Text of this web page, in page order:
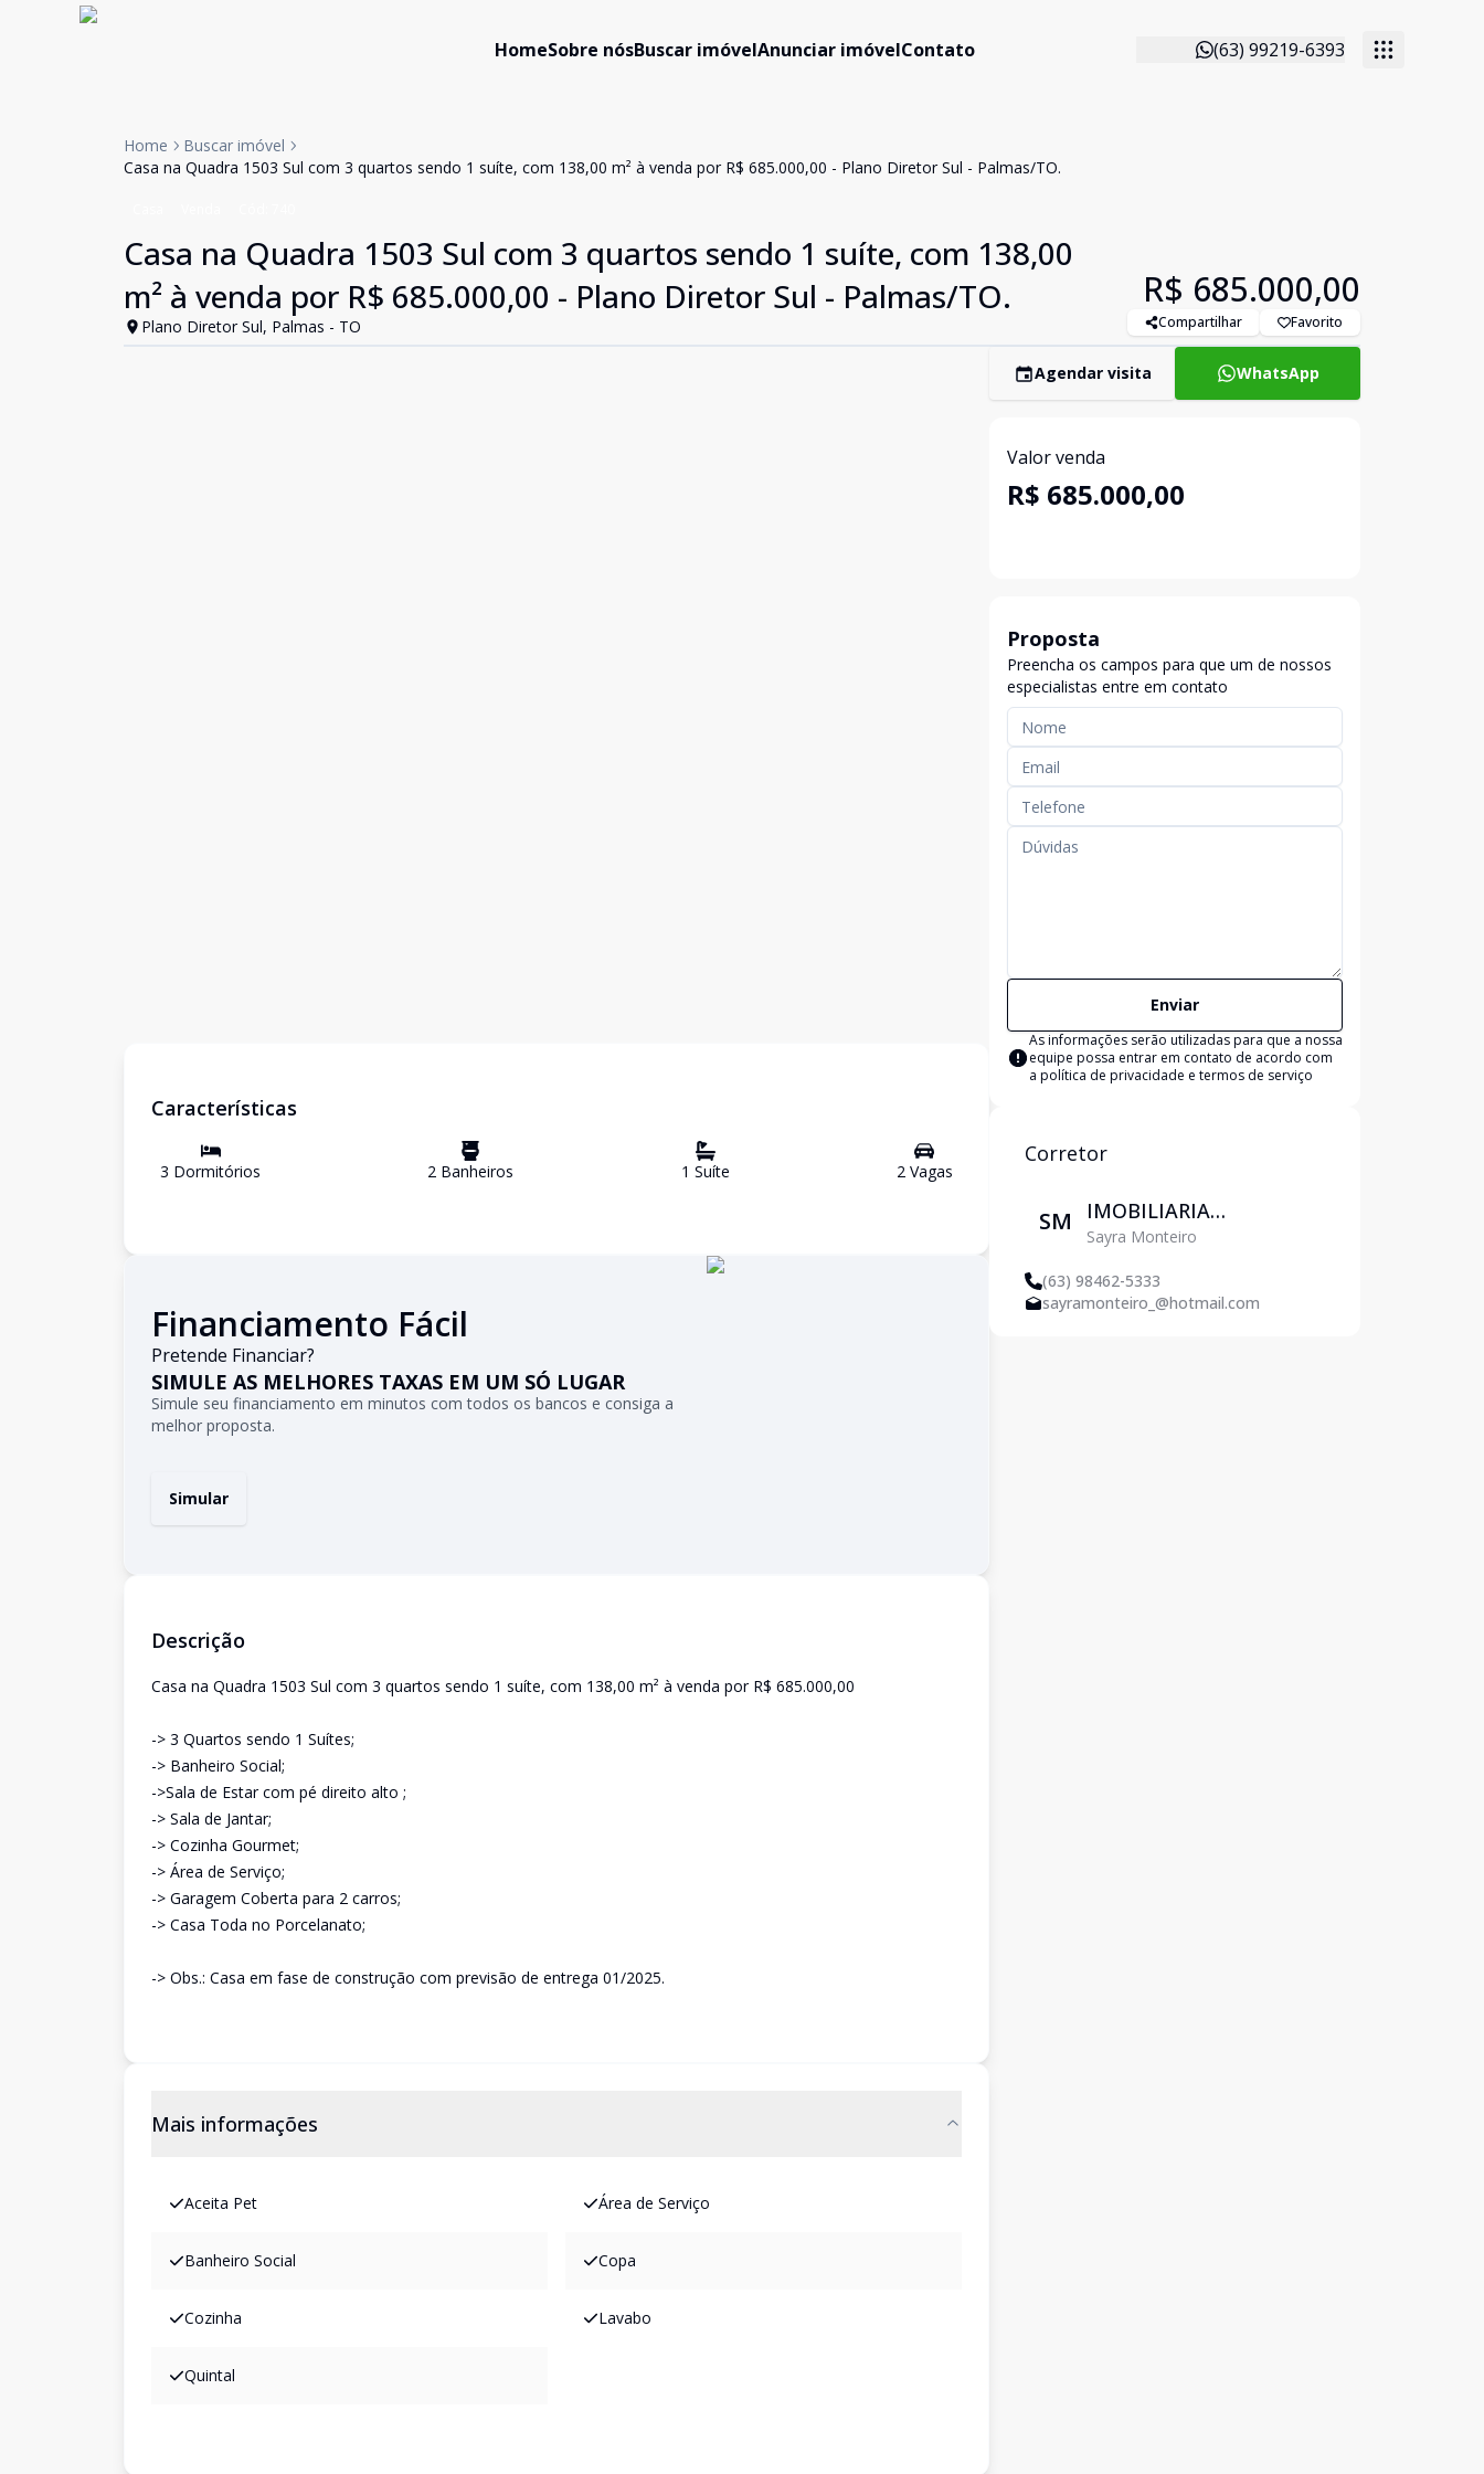
HomeSobre nósBuscar imóvelAnunciar imóvelContato (63) 99219-6393
Home
Buscar imóvel
Casa na Quadra 1503 Sul com 3 quartos sendo 1 suíte, com 138,00 m² à venda por R$ 685.000,00 - Plano Diretor Sul - Palmas/TO.
Casa na Quadra 1503 Sul com 3 quartos sendo 1 suíte, com 138,00
m² à venda por R$ 685.000,00 - Plano Diretor Sul - Palmas/TO.
Plano Diretor Sul, Palmas - TO
R$ 685.000,00
Compartilhar Favorito
Características
3 Dormitórios 2 Banheiros 1 Suíte 2Vagas
Financiamento Fácil
Pretende Financiar?
SIMULE AS MELHORES TAXAS EM UM SÓ LUGAR
Simule seu financiamento em minutos com todos os bancos e consiga a
melhor proposta.
Simular
Descrição
Casa na Quadra 1503 Sul com 3 quartos sendo 1 suíte, com 138,00 m² à venda por R$ 685.000,00
-> 3 Quartos sendo 1 Suítes;
-> Banheiro Social;
->Sala de Estar com pé direito alto ;
-> Sala de Jantar;
-> Cozinha Gourmet;
-> Área de Serviço;
-> Garagem Coberta para 2 carros;
-> Casa Toda no Porcelanato;
-> Obs.: Casa em fase de construção com previsão de entrega 01/2025.
Mais informações
Aceita Pet Área de Serviço
Banheiro Social Copa
Cozinha Lavabo
Quintal
Agendar visita WhatsApp
Valor venda
R$ 685.000,00
Proposta
Preencha os campos para que um de nossos
especialistas entre em contato
Enviar
As informações serão utilizadas para que a nossa
equipe possa entrar em contato de acordo com
a política de privacidade e termos de serviço
Corretor
SM
IMOBILIARIA
PETROPOLIS
Sayra Monteiro
(63) 98462-5333
sayramonteiro_@hotmail.com